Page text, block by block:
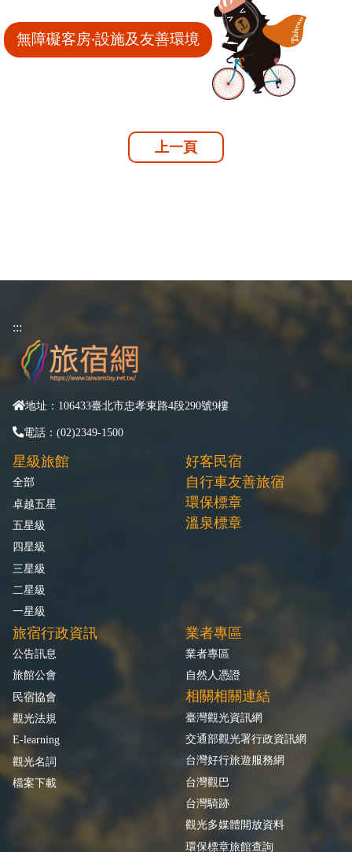
無障礙客房‧設施及友善環境
上一頁
:::
地址：106433臺北市忠孝東路4段290號9樓
電話：(02)2349-1500
星級旅館
全部
卓越五星
五星級
四星級
三星級
二星級
一星級
好客民宿
自行車友善旅宿
環保標章
溫泉標章
旅宿行政資訊
公告訊息
旅館公會
民宿協會
觀光法規
E-learning
觀光名詞
檔案下載
業者專區
業者專區
自然人憑證
相關相關連結
臺灣觀光資訊網
交通部觀光署行政資訊網
台灣好行旅遊服務網
台灣觀巴
台灣騎跡
觀光多媒體開放資料
環保標章旅館查詢